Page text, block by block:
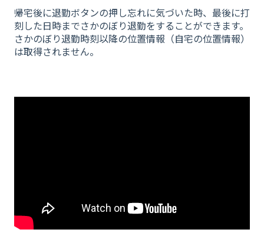
帰宅後に退勤ボタンの押し忘れに気づいた時、最後に打
刻した日時までさかのぼり退勤をすることができます。
さかのぼり退勤時刻以降の位置情報（自宅の位置情報）
は取得されません。